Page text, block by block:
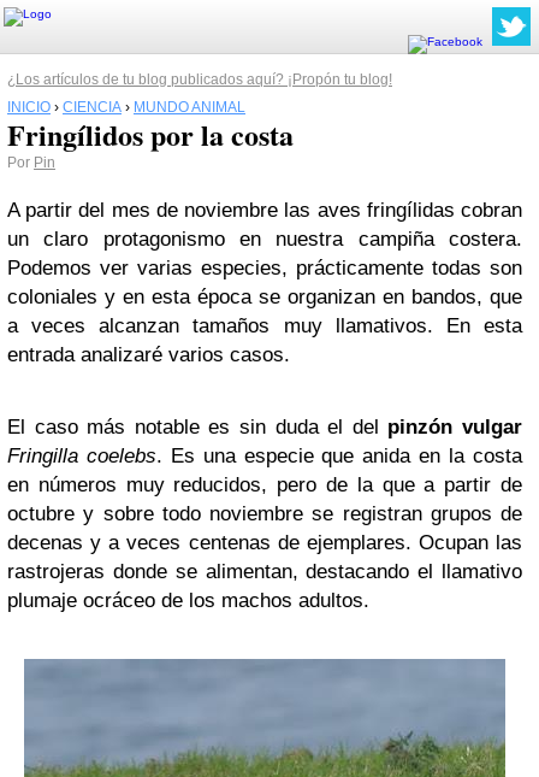
¿Los artículos de tu blog publicados aquí? ¡Propón tu blog!
INICIO › CIENCIA › MUNDO ANIMAL
Fringílidos por la costa
Por Pin
A partir del mes de noviembre las aves fringílidas cobran
un claro protagonismo en nuestra campiña costera.
Podemos ver varias especies, prácticamente todas son
coloniales y en esta época se organizan en bandos, que
a veces alcanzan tamaños muy llamativos. En esta
entrada analizaré varios casos.
El caso más notable es sin duda el del pinzón vulgar
Fringilla coelebs. Es una especie que anida en la costa
en números muy reducidos, pero de la que a partir de
octubre y sobre todo noviembre se registran grupos de
decenas y a veces centenas de ejemplares. Ocupan las
rastrojeras donde se alimentan, destacando el llamativo
plumaje ocráceo de los machos adultos.